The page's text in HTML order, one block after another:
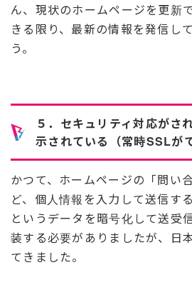
ん、現状のホームページを更新
きる限り、最新の情報を発信し
う。
５．セキュリティ対応がさ
示されている（常時SSLが
かつて、ホームページの「問い
ど、個人情報を入力して送信す
というデータを暗号化して送受
装する必要がありましたが、日
てきました。